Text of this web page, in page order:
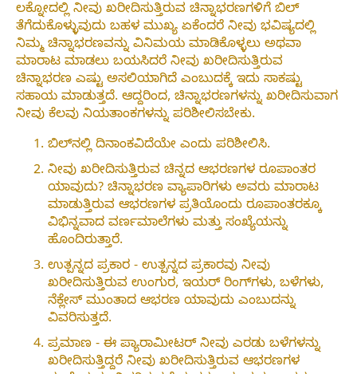
ಲಕ್ನೋದಲ್ಲಿ ನೀವು ಖರೀದಿಸುತ್ತಿರುವ ಚಿನ್ನಾಭರಣಗಳಿಗೆ ಬಿಲ್
ತೆಗೆದುಕೊಳ್ಳುವುದು ಬಹಳ ಮುಖ್ಯ ಏಕೆಂದರೆ ನೀವು ಭವಿಷ್ಯದಲ್ಲಿ
ನಿಮ್ಮ ಚಿನ್ನಾಭರಣವನ್ನು ವಿನಿಮಯ ಮಾಡಿಕೊಳ್ಳಲು ಅಥವಾ
ಮಾರಾಟ ಮಾಡಲು ಬಯಸಿದರೆ ನೀವು ಖರೀದಿಸುತ್ತಿರುವ
ಚಿನ್ನಾಭರಣ ಎಷ್ಟು ಅಸಲಿಯಾಗಿದೆ ಎಂಬುದಕ್ಕೆ ಇದು ಸಾಕಷ್ಟು
ಸಹಾಯ ಮಾಡುತ್ತದೆ. ಆದ್ದರಿಂದ, ಚಿನ್ನಾಭರಣಗಳನ್ನು ಖರೀದಿಸುವಾಗ
ನೀವು ಕೆಲವು ನಿಯತಾಂಕಗಳನ್ನು ಪರಿಶೀಲಿಸಬೇಕು.
ಬಿಲ್‌ನಲ್ಲಿ ದಿನಾಂಕವಿದೆಯೇ ಎಂದು ಪರಿಶೀಲಿಸಿ.
ನೀವು ಖರೀದಿಸುತ್ತಿರುವ ಚಿನ್ನದ ಆಭರಣಗಳ ರೂಪಾಂತರ
ಯಾವುದು? ಚಿನ್ನಾಭರಣ ವ್ಯಾಪಾರಿಗಳು ಅವರು ಮಾರಾಟ
ಮಾಡುತ್ತಿರುವ ಆಭರಣಗಳ ಪ್ರತಿಯೊಂದು ರೂಪಾಂತರಕ್ಕೂ
ವಿಭಿನ್ನವಾದ ವರ್ಣಮಾಲೆಗಳು ಮತ್ತು ಸಂಖ್ಯೆಯನ್ನು
ಹೊಂದಿರುತ್ತಾರೆ.
ಉತ್ಪನ್ನದ ಪ್ರಕಾರ - ಉತ್ಪನ್ನದ ಪ್ರಕಾರವು ನೀವು
ಖರೀದಿಸುತ್ತಿರುವ ಉಂಗುರ, ಇಯರ್ ರಿಂಗ್‌ಗಳು, ಬಳೆಗಳು,
ನೆಕ್ಲೇಸ್ ಮುಂತಾದ ಆಭರಣ ಯಾವುದು ಎಂಬುದನ್ನು
ವಿವರಿಸುತ್ತದೆ.
ಪ್ರಮಾಣ - ಈ ಪ್ಯಾರಾಮೀಟರ್ ನೀವು ಎರಡು ಬಳೆಗಳನ್ನು
ಖರೀದಿಸುತ್ತಿದ್ದರೆ ನೀವು ಖರೀದಿಸುತ್ತಿರುವ ಆಭರಣಗಳ